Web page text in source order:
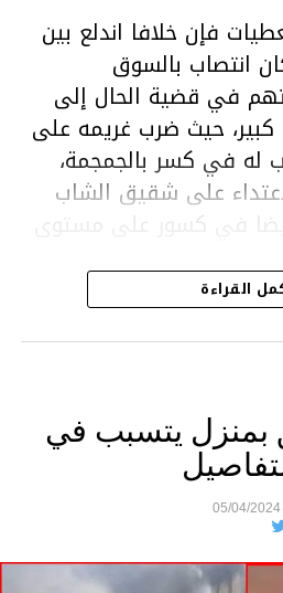
فإن خلافا اندلع بين
انتصاب بالسوق
في قضية الحال إلى
حيث ضرب غريمه على
في كسر بالجمجمة،
على شقيق الشاب
في كسور على مستوى
الأمن الوطني بحي
من محاصرة المشتبه به
على التحقيق في خصوص
القراءة
بمنزل يتسبب في
05/04/2024